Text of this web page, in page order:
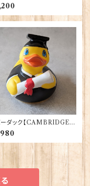
Products 50001-X
ーダック【CAMBRIDGE
業生】Elgate Products